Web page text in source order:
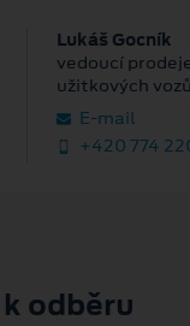
Lukáš Gocník
vedoucí
užitkových vozů
E‑mail
+420 774
odběru